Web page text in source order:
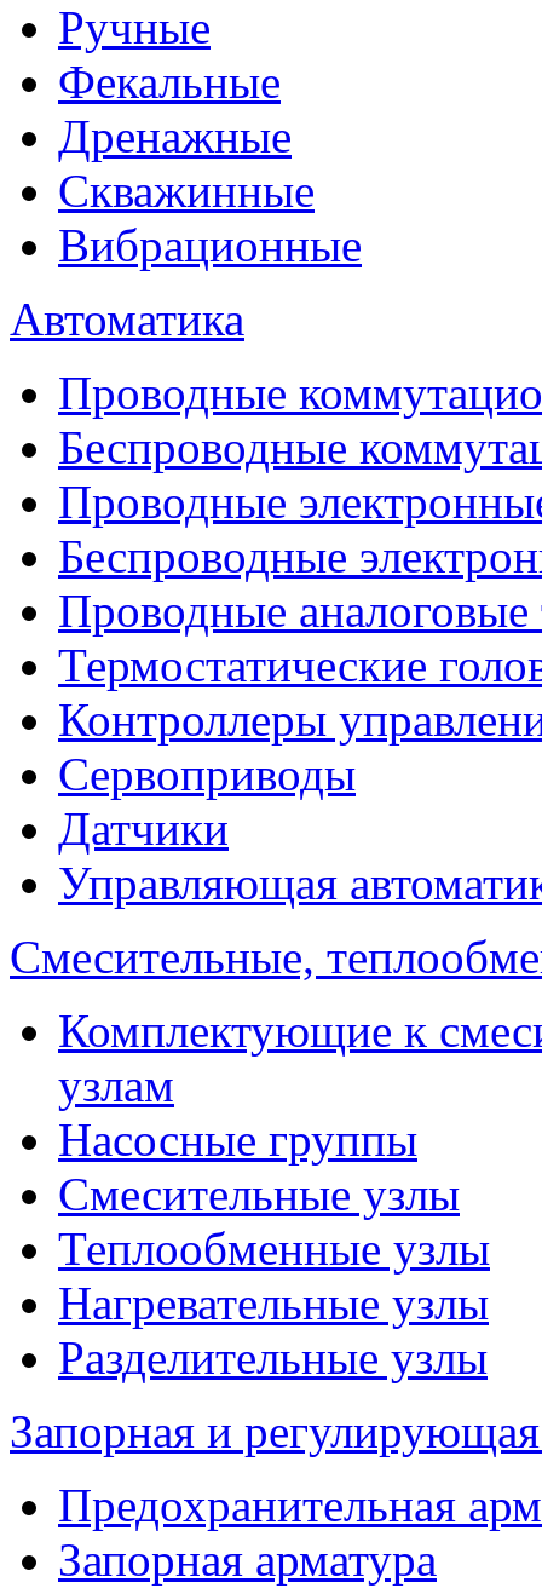
Ручные
Фекальные
Дренажные
Скважинные
Вибрационные
Автоматика
Проводные
Беспроводные
Проводные
Беспроводные
Проводные аналоговые
Термостатические
Контроллеры
Сервоприводы
Датчики
Управляющая
Смесительные,
Комплектующие к
узлам
Насосные группы
Смесительные узлы
Теплообменные узлы
Нагревательные узлы
Разделительные узлы
Запорная и
Предохранительная
Запорная арматура